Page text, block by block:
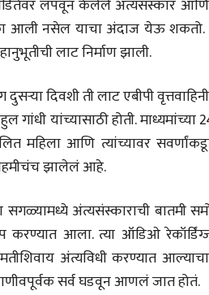
लपवून केलेले अंत्यसंस्कार आणि
आली नसेल याचा अंदाज येऊ शकतो.
लाट निर्माण झाली.
दुसऱ्या दिवशी ती लाट एबीपी
गांधी यांच्यासाठी होती.
महिला आणि त्यांच्यावर
झालेलं आहे.
सगळ्यामध्ये अंत्यसंस्काराची बातमी
करण्यात आला. त्या ऑडिओ
अंत्यविधी करण्यात
सर्व घडवून आणलं जात होतं.